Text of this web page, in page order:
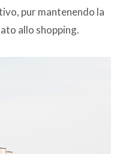
pur mantenendo la
allo shopping.